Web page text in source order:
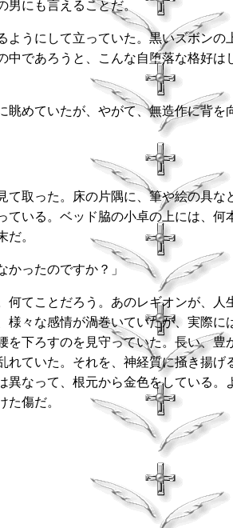
にも言えることだ。
ようにして立っていた。黒いズボンの
であろうと、こんな自堕落な格好は
めていたが、やがて、無造作に背を
取った。床の片隅に、筆や絵の具な
ている。ベッド脇の小卓の上には、何
だ。
ったのですか？」
てことだろう。あのレギオンが、人
様々な感情が渦巻いていたが、実際に
を下ろすのを見守っていた。長い、豊
ていた。それを、神経質に掻き揚げ
異なって、根元から金色をしている。
傷だ。